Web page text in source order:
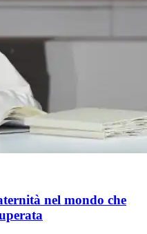
nel mondo che